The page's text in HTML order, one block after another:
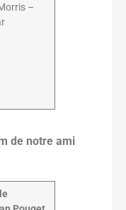
–
de notre ami